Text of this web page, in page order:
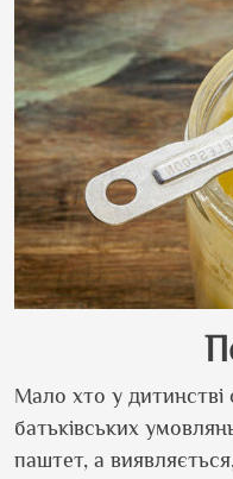
Мало хто у дитинстві
батьківських
паштет, а